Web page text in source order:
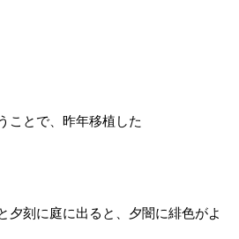
ことで、昨年移植した
刻に庭に出ると、夕闇に緋色がよ